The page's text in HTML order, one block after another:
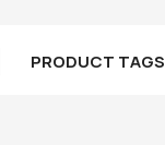
PRODUCT TAGS